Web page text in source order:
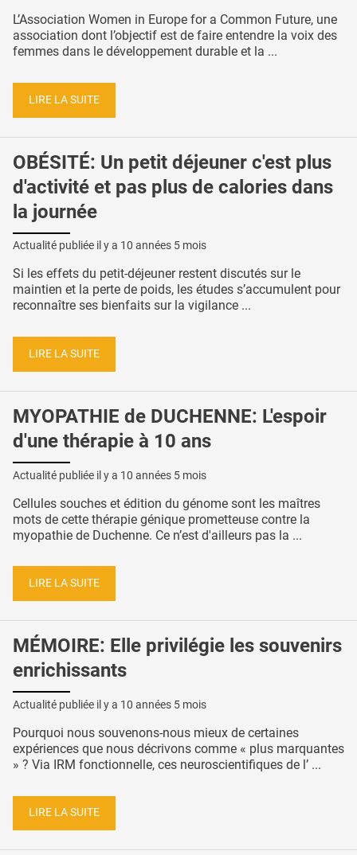
L’Association Women in Europe for a Common Future, une
association dont l’objectif est de faire entendre la voix des
femmes dans le développement durable et la ...
LIRE LA SUITE
OBÉSITÉ: Un petit déjeuner c'est plus
d'activité et pas plus de calories dans
la journée
Actualité publiée il y a 10 années 5 mois
Si les effets du petit-déjeuner restent discutés sur le
maintien et la perte de poids, les études s’accumulent pour
reconnaître ses bienfaits sur la vigilance ...
LIRE LA SUITE
MYOPATHIE de DUCHENNE: L'espoir
d'une thérapie à 10 ans
Actualité publiée il y a 10 années 5 mois
Cellules souches et édition du génome sont les maîtres
mots de cette thérapie génique prometteuse contre la
myopathie de Duchenne. Ce n’est d'ailleurs pas la ...
LIRE LA SUITE
MÉMOIRE: Elle privilégie les souvenirs
enrichissants
Actualité publiée il y a 10 années 5 mois
Pourquoi nous souvenons-nous mieux de certaines
expériences que nous décrivons comme « plus marquantes
» ? Via IRM fonctionnelle, ces neuroscientifiques de l’ ...
LIRE LA SUITE